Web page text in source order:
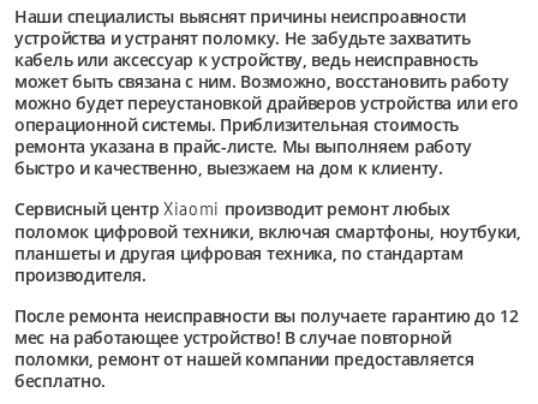
Наши специалисты выяснят причины неиспроавности
устройства и устранят поломку. Не забудьте захватить
кабель или аксессуар к устройству, ведь неисправность
может быть связана с ним. Возможно, восстановить работу
можно будет переустановкой драйверов устройства или его
операционной системы. Приблизительная стоимость
ремонта указана в прайс-листе. Мы выполняем работу
быстро и качественно, выезжаем на дом к клиенту.
Сервисный центрXiaomi производит ремонт любых
поломок цифровой техники, включая смартфоны, ноутбуки,
планшеты и другая цифровая техника, по стандартам
производителя.
После ремонта неисправности вы получаете гарантию до 12
мес на работающее устройство! В случае повторной
поломки, ремонт от нашей компании предоставляется
бесплатно.